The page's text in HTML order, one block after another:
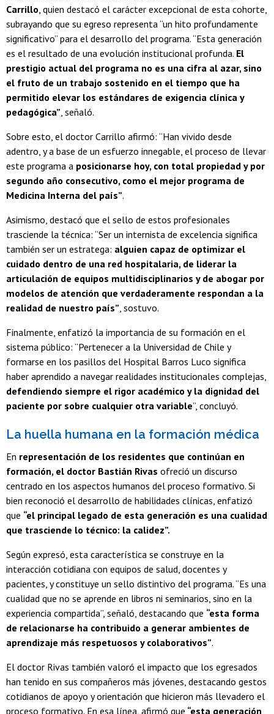
Carrillo, quien destacó el carácter excepcional de esta cohorte,
subrayando que su egreso representa “un hito profundamente
significativo” para el desarrollo del programa. “Esta generación
es el resultado de una evolución institucional profunda. El
prestigio actual del programa no es una cifra al azar, sino
el fruto de un trabajo sostenido en el tiempo que ha
permitido elevar los estándares de exigencia clínica y
pedagógica”, señaló.
Sobre esto, el doctor Carrillo afirmó: “Han vivido desde
adentro, y a base de un esfuerzo innegable, el proceso de llevar
este programa a posicionarse hoy, con total propiedad y por
segundo año consecutivo, como el mejor programa de
Medicina Interna del país”.
Asimismo, destacó que el sello de estos profesionales
trasciende la técnica: “Ser un internista de excelencia significa
también ser un estratega: alguien capaz de optimizar el
cuidado dentro de una red hospitalaria, de liderar la
articulación de equipos multidisciplinarios y de abogar por
modelos de atención que verdaderamente respondan a la
realidad de nuestro país”, sostuvo.
Finalmente, enfatizó la importancia de su formación en el
sistema público: “Pertenecer a la Universidad de Chile y
formarse en los pasillos del Hospital Barros Luco significa
haber aprendido a navegar realidades institucionales complejas,
defendiendo siempre el rigor académico y la dignidad del
paciente por sobre cualquier otra variable”, concluyó.
La huella humana en la formación médica
En representación de los residentes que continúan en
formación, el doctor Bastián Rivas ofreció un discurso
centrado en los aspectos humanos del proceso formativo. Si
bien reconoció el desarrollo de habilidades clínicas, enfatizó
que “el principal legado de esta generación es una cualidad
que trasciende lo técnico: la calidez”.
Según expresó, esta característica se construye en la
interacción cotidiana con equipos de salud, docentes y
pacientes, y constituye un sello distintivo del programa. “Es una
cualidad que no se aprende en libros ni seminarios, sino en la
experiencia compartida”, señaló, destacando que “esta forma
de relacionarse ha contribuido a generar ambientes de
aprendizaje más respetuosos y colaborativos”.
El doctor Rivas también valoró el impacto que los egresados
han tenido en sus compañeros más jóvenes, destacando gestos
cotidianos de apoyo y orientación que hicieron más llevadero el
proceso formativo. En esa línea, afirmó que “esta generación